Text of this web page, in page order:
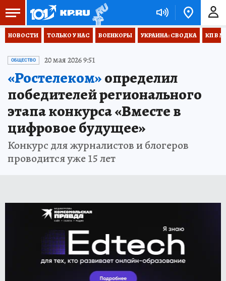
НОВОСТИ ТОЛЬКО У НАС ВОЕНКОРЫ УКРАИНА: СВОДКА КП В
ОБЩЕСТВО 20 мая 2026 9:51
«Ростелеком»определил
победителей регионального
этапа конкурса «Вместе в
цифровое будущее»
Конкурс для журналистов и блогеров
проводится уже 15 лет